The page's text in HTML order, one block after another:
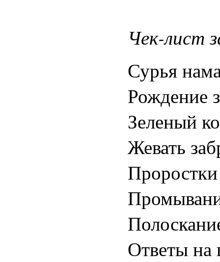
Чек-лист
Сурья
Рождение
Зеленый
Жевать
Ответы на